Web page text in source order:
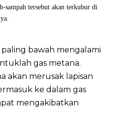
sampah tersebut akan terkubur di
bawah mengalami
gas metana.
akan merusak lapisan
ke dalam gas
mengakibatkan